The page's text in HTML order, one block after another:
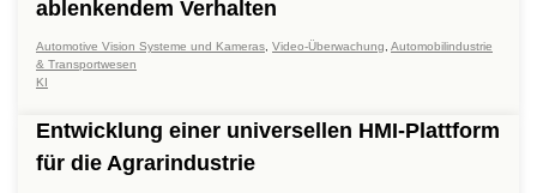
ablenkendem Verhalten
Automotive Vision Systeme und Kameras Video-Überwachung Automobilindustrie
& Transportwesen
KI
Entwicklung einer universellen HMI-Plattform
für die Agrarindustrie